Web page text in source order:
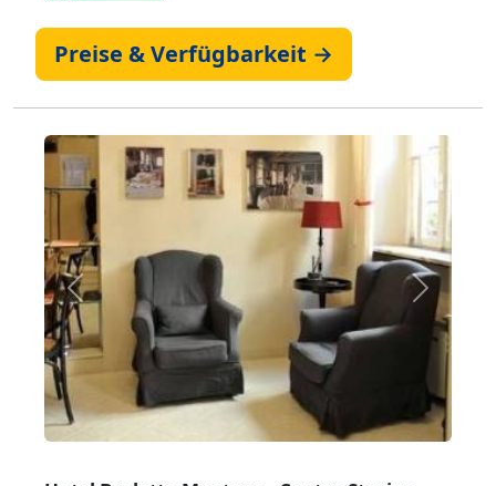
Preise & Verfügbarkeit →
Zurück Weiter